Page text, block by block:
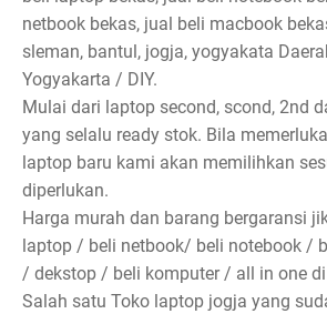
netbook bekas, jual beli macbook
sleman, bantul, jogja, yogyakata
Yogyakarta / DIY.
Mulai dari laptop second, scond, 2nd
yang selalu ready stok. Bila
laptop baru kami akan memilihkan
diperlukan.
Harga murah dan barang bergaransi
laptop / beli netbook/ beli notebook /
/ dekstop / beli komputer / all in one
Salah satu Toko laptop jogja yang